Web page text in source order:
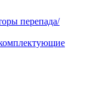
перепада/